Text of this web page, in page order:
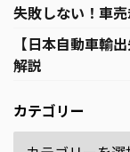
失敗しない！車
【日本自動車輸
解説
カテゴリー